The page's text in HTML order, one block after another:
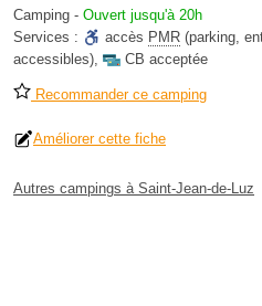
Camping - Ouvert jusqu'à 20h
Services :
accès PMR (parking,
accessibles), CB acceptée
Recommander ce camping
Améliorer cette fiche
Autres campings à Saint-Jean-de-Luz